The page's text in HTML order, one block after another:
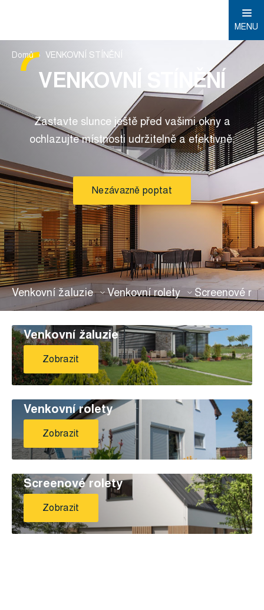
MENU
Domů VENKOVNÍ STÍNĚNÍ
VENKOVNÍ STÍNĚNÍ
Zastavte slunce ještě před vašimi okny a
ochlazujte místnosti udržitelně a efektivně.
Nezávazně poptat
Venkovní žaluzie Venkovní rolety Screenové
Venkovní žaluzie
Zobrazit
Venkovní rolety
Zobrazit
Screenové rolety
Zobrazit